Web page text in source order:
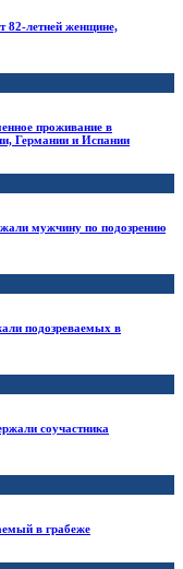
82-летней женщине,
проживание в
Германии и Испании
мужчину по подозрению
подозреваемых в
соучастника
в грабеже